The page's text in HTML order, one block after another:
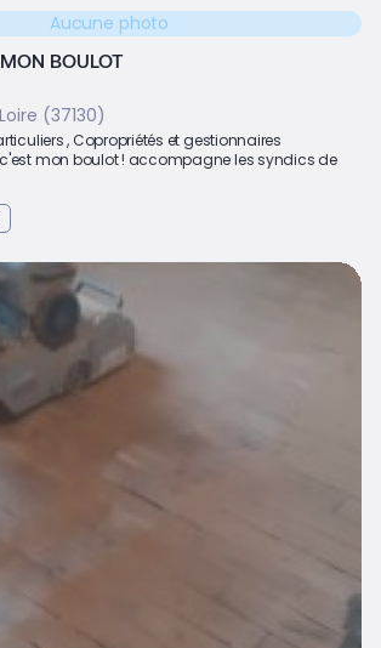
Aucune photo
BOULOT
(37130)
, Copropriétés et gestionnaires
mon boulot ! accompagne les syndics de